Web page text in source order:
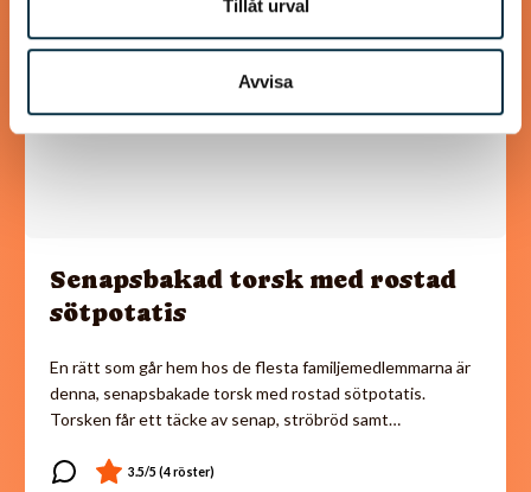
Tillåt urval
Avvisa
Senapsbakad torsk med rostad
sötpotatis
En rätt som går hem hos de flesta familjemedlemmarna är
denna, senapsbakade torsk med rostad sötpotatis.
Torsken får ett täcke av senap, ströbröd samt…